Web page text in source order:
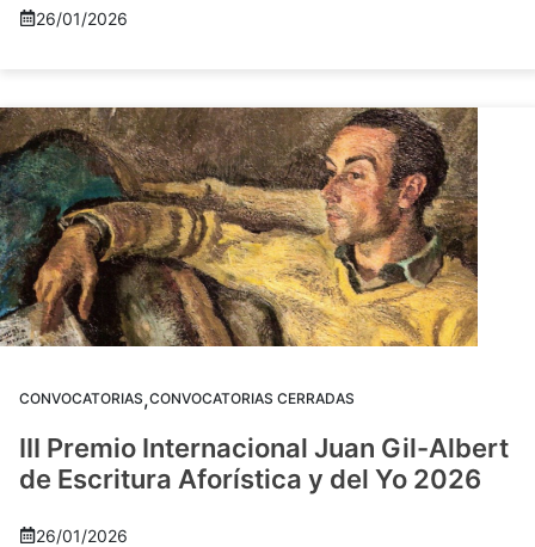
26/01/2026
CONVOCATORIAS,CONVOCATORIAS CERRADAS
III Premio Internacional Juan Gil-Albert
de Escritura Aforística y del Yo 2026
26/01/2026